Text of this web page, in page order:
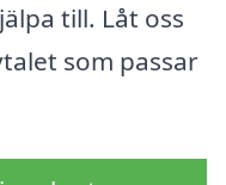
till. Låt oss
som passar